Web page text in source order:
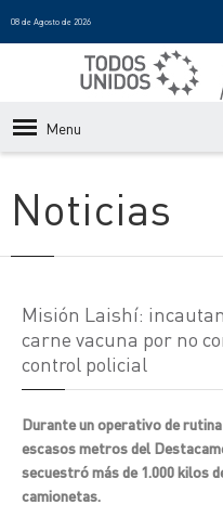
08 de Agosto de 2026
Menu
Noticias
Misión Laishí:
carne vacuna por no
control policial
Durante un operativo de
escasos metros del
secuestró más de 1.000 kilos
camionetas.